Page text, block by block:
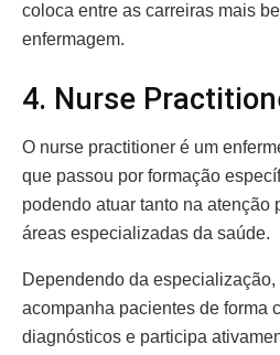
coloca entre as carreiras mais
enfermagem.
4. Nurse
O nurse practitioner é um
que passou por formação
podendo atuar tanto na atenção
áreas especializadas da saúde.
Dependendo da especialização,
acompanha pacientes de forma
diagnósticos e participa